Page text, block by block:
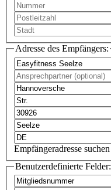
Adresse des Empfängers:
Empfängeradresse suchen
Benutzerdefinierte Felder: